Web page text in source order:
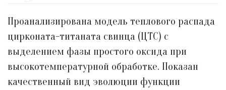
Проанализирована модель теплового распада
цирконата-титаната свинца (ЦТС) с
выделением фазы простого оксида при
высокотемпературной обработке. Показан
качественный вид эволюции функции